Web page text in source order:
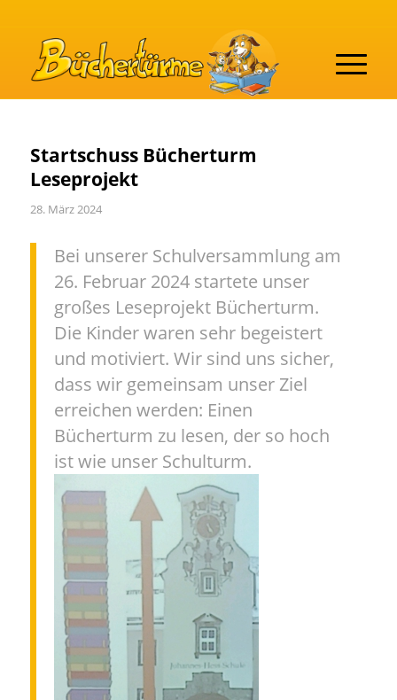
Startschuss Bücherturm
Leseprojekt
28. März 2024
Bei unserer Schulversammlung am
26. Februar 2024 startete unser
großes Leseprojekt Bücherturm.
Die Kinder waren sehr begeistert
und motiviert. Wir sind uns sicher,
dass wir gemeinsam unser Ziel
erreichen werden: Einen
Bücherturm zu lesen, der so hoch
ist wie unser Schulturm.